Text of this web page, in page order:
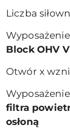
Liczba
Block OHV
Otwór x
filtra
osłoną